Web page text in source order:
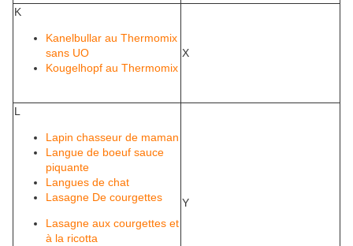
K
Kanelbullar au Thermomix
sans UO
Kougelhopf au Thermomix
X
L
Lapin chasseur de maman
Langue de boeuf sauce
piquante
Langues de chat
Lasagne De courgettes
Lasagne aux courgettes et
à la ricotta
Y